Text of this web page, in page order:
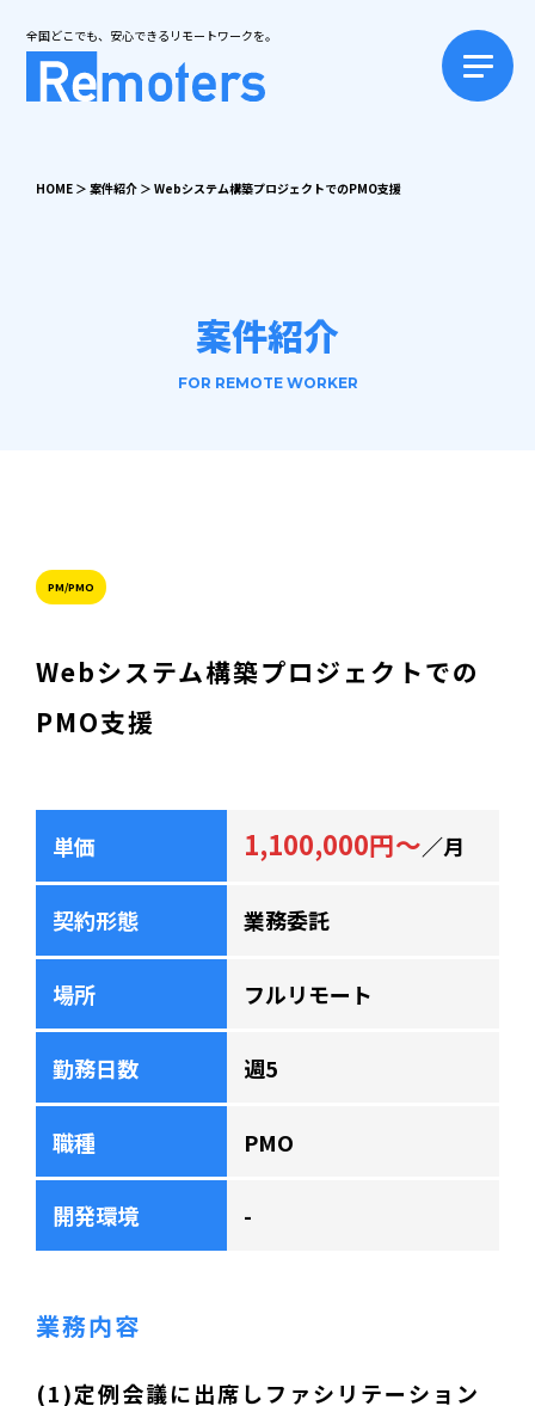
全国どこでも、安心できるリモートワークを。
HOME ＞ 案件紹介 ＞ Webシステム構築プロジェクトでのPMO支援
案件紹介
FOR REMOTE WORKER
PM/PMO
Webシステム構築プロジェクトでの
PMO支援
単価 1,100,000円～／月
契約形態 業務委託
場所 フルリモート
勤務日数 週5
職種 PMO
開発環境 -
業務内容
(1)定例会議に出席しファシリテーション